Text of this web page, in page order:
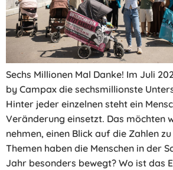
Sechs Millionen Mal Danke! Im Juli
by Campax die sechsmillionste
Hinter jeder einzelnen steht ein
Veränderung einsetzt. Das möchten
nehmen, einen Blick auf die Zahlen
Themen haben die Menschen in der
Jahr besonders bewegt? Wo ist das